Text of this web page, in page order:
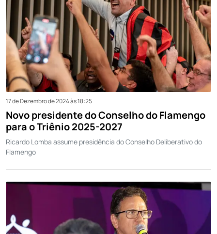
17 de Dezembro de 2024 às 18:25
Novo presidente do Conselho do Flamengo
para o Triênio 2025-2027
Ricardo Lomba assume presidência do Conselho Deliberativo do
Flamengo